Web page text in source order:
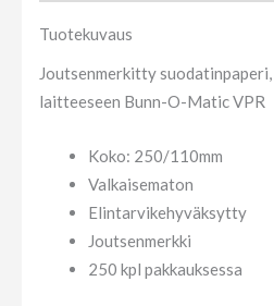
Tuotekuvaus
Joutsenmerkitty
laitteeseen Bunn-O-Matic VPR
Koko: 250/110mm
Valkaisematon
Elintarvikehyväksytty
Joutsenmerkki
250 kpl pakkauksessa